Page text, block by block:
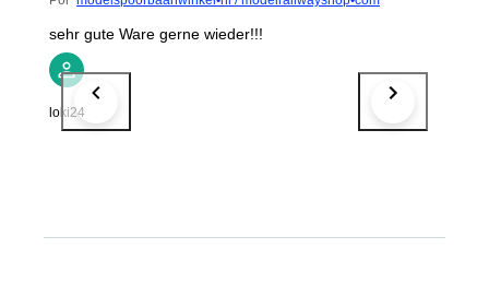
sehr gute Ware gerne wieder!!!
loki24